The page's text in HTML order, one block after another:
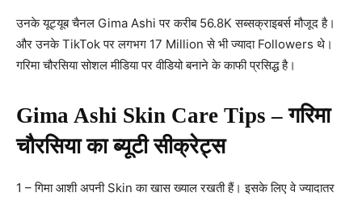
उनके यूट्यूब चैनल Gima Ashi पर करीब 56.8K सब्सक्राइबर्स मौजूद है।
और उनके TikTok पर लगभग 17 Million से भी ज्यादा Followers थे।
गरिमा चौरसिया सोशल मीडिया पर वीडियो बनाने के काफी प्रसिद्ध है।
Gima Ashi Skin Care Tips – गरिमा
चौरसिया का ब्यूटी सीक्रेट्स
1 – गिमा आशी अपनी Skin का खास ख्याल रखती हैं। इसके लिए वे ज्यादातर